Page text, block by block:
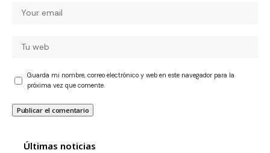
Guarda mi nombre, correo electrónico y web en este navegador para la
próxima vez que comente.
Últimas noticias